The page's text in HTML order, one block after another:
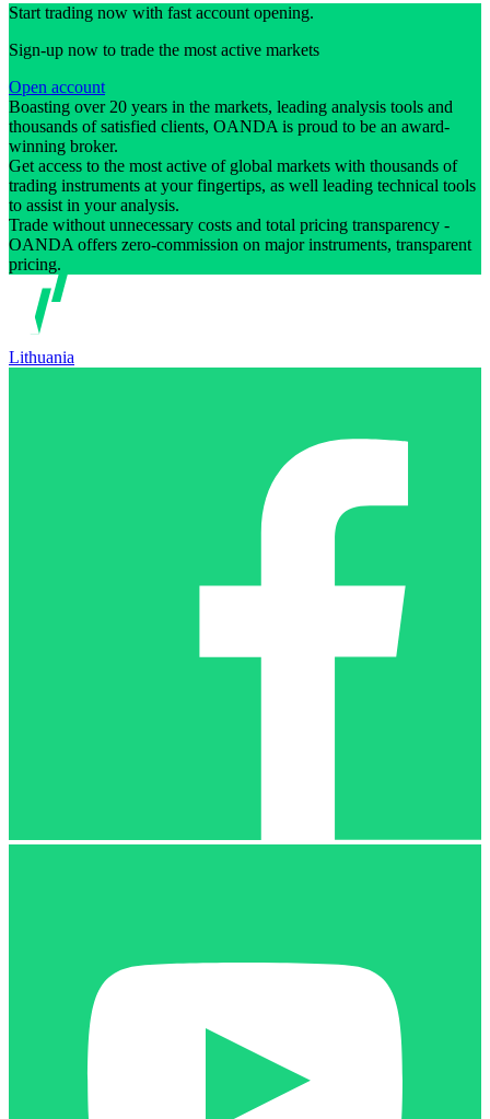
Start trading now with fast account opening.
Sign-up now to trade the most active markets
Open account
Boasting over 20 years in the markets, leading analysis tools and
thousands of satisfied clients, OANDA is proud to be an award-
winning broker.
Get access to the most active of global markets with thousands of
trading instruments at your fingertips, as well leading technical tools
to assist in your analysis.
Trade without unnecessary costs and total pricing transparency -
OANDA offers zero-commission on major instruments, transparent
pricing.
Lithuania